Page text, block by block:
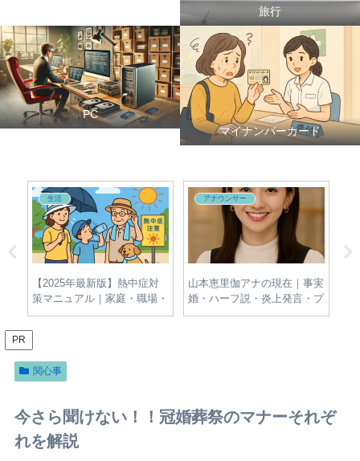
旅行
PC
マイナンバーカード
生活
【2025年最新版】熱中症対
策マニュアル｜家庭・職場・
屋外でできる簡単＆効果的な
予防法とは？
アナウンサー
山本恵里伽アナの現在｜事実
婚・ハーフ説・炎上発言・プ
ロフィールをわかりやすく整
PR
関心事
今さら聞けない！！冠婚葬祭のマナーそれぞ
れを解説